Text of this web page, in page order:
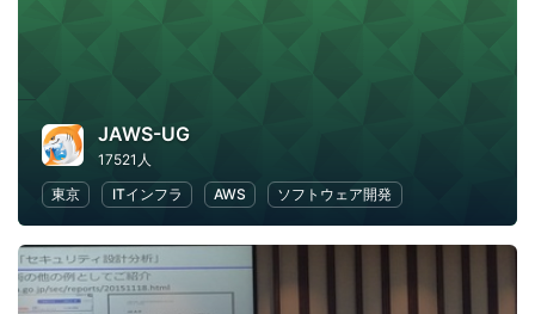
JAWS-UG
17521人
東京
ITインフラ AWS ソフトウェア開発